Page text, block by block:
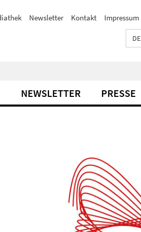
Newsletter Kontakt Impressum
DE
NEWSLETTER PRESSE